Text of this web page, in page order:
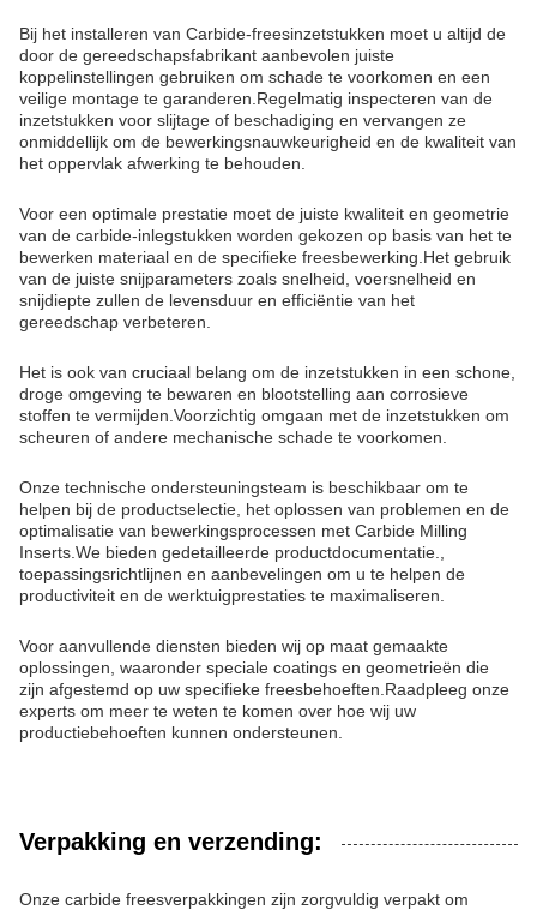
Bij het installeren van Carbide-freesinzetstukken moet u altijd de
door de gereedschapsfabrikant aanbevolen juiste
koppelinstellingen gebruiken om schade te voorkomen en een
veilige montage te garanderen.Regelmatig inspecteren van de
inzetstukken voor slijtage of beschadiging en vervangen ze
onmiddellijk om de bewerkingsnauwkeurigheid en de kwaliteit van
het oppervlak afwerking te behouden.
Voor een optimale prestatie moet de juiste kwaliteit en geometrie
van de carbide-inlegstukken worden gekozen op basis van het te
bewerken materiaal en de specifieke freesbewerking.Het gebruik
van de juiste snijparameters zoals snelheid, voersnelheid en
snijdiepte zullen de levensduur en efficiëntie van het
gereedschap verbeteren.
Het is ook van cruciaal belang om de inzetstukken in een schone,
droge omgeving te bewaren en blootstelling aan corrosieve
stoffen te vermijden.Voorzichtig omgaan met de inzetstukken om
scheuren of andere mechanische schade te voorkomen.
Onze technische ondersteuningsteam is beschikbaar om te
helpen bij de productselectie, het oplossen van problemen en de
optimalisatie van bewerkingsprocessen met Carbide Milling
Inserts.We bieden gedetailleerde productdocumentatie.,
toepassingsrichtlijnen en aanbevelingen om u te helpen de
productiviteit en de werktuigprestaties te maximaliseren.
Voor aanvullende diensten bieden wij op maat gemaakte
oplossingen, waaronder speciale coatings en geometrieën die
zijn afgestemd op uw specifieke freesbehoeften.Raadpleeg onze
experts om meer te weten te komen over hoe wij uw
productiebehoeften kunnen ondersteunen.
Verpakking en verzending:
Onze carbide freesverpakkingen zijn zorgvuldig verpakt om